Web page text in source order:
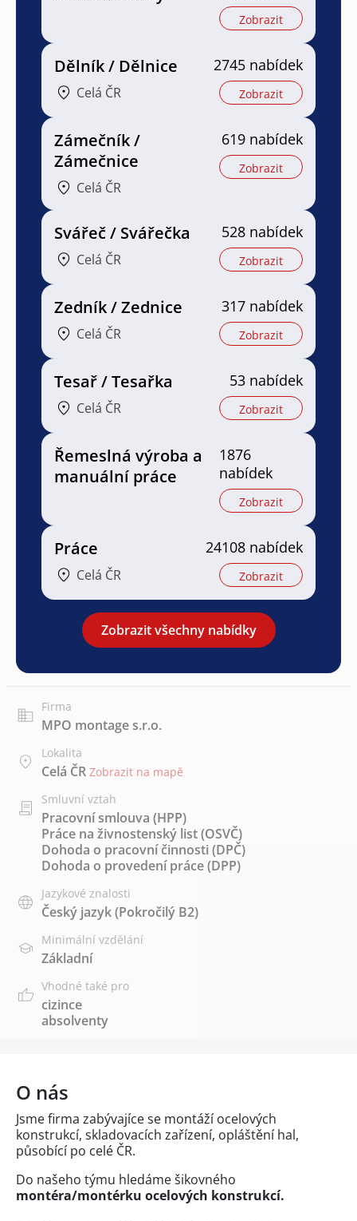
Zobrazit
Dělník / Dělnice
Celá ČR
2745 nabídek
Zobrazit
Zámečník /
Zámečnice
Celá ČR
619 nabídek
Zobrazit
Svářeč / Svářečka
Celá ČR
528 nabídek
Zobrazit
Zedník / Zednice
Celá ČR
317 nabídek
Zobrazit
Tesař / Tesařka
Celá ČR
53 nabídek
Zobrazit
Řemeslná výroba a
manuální práce
1876
nabídek
Zobrazit
Práce
Celá ČR
24108 nabídek
Zobrazit
Zobrazit všechny nabídky
Firma
MPO montage s.r.o.
Lokalita
Celá ČR Zobrazit na mapě
Smluvní vztah
Pracovní smlouva (HPP)
Práce na živnostenský list (OSVČ)
Dohoda o pracovní činnosti (DPČ)
Dohoda o provedení práce (DPP)
Jazykové znalosti
Český jazyk(Pokročilý B2)
Minimální vzdělání
Základní
Vhodné také pro
cizince
absolventy
O nás
Jsme firma zabývajíce se montáží ocelových
konstrukcí, skladovacích zařízení, opláštění hal,
působící po celé ČR.
Do našeho týmu hledáme šikovného
montéra/montérku ocelových konstrukcí.